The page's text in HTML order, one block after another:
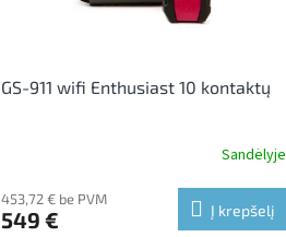
GS-911 wifi Enthusiast 10 kontaktų
Sandėlyje
453,72 € be PVM
549 € Į krepšelį